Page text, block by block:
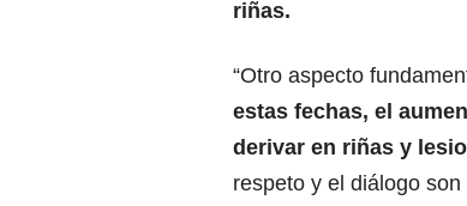
riñas.
“Otro aspecto
estas fechas, el
derivar en riñas y
respeto y el diálogo